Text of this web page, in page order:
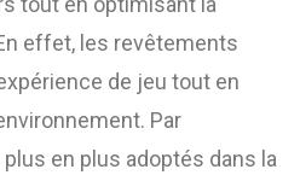
effet, les revêtements
de jeu tout en
Par
en plus adoptés dans la